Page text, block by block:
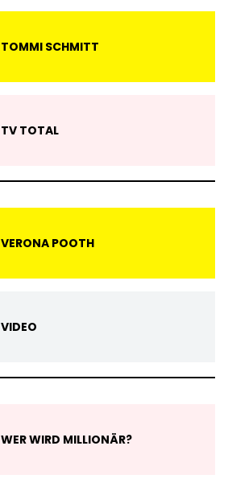
TOMMI SCHMITT
TV TOTAL
VERONA POOTH
VIDEO
WER WIRD MILLIONÄR?